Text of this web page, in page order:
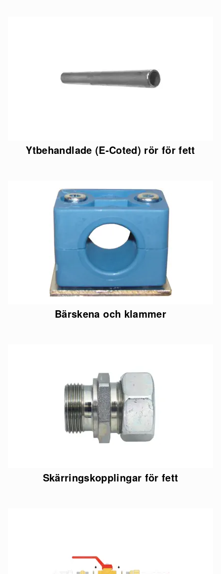
Ytbehandlade (E-Coted) rör för fett
Bärskena och klammer
Skärringskopplingar för fett